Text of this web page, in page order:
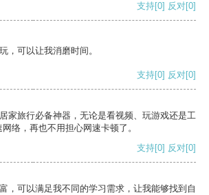
支持[0] 反对[0]
，可以让我消磨时间。
支持[0] 反对[0]
家旅行必备神器，无论是看视频、玩游戏还是工
络，再也不用担心网速卡顿了。
支持[0] 反对[0]
，可以满足我不同的学习需求，让我能够找到自